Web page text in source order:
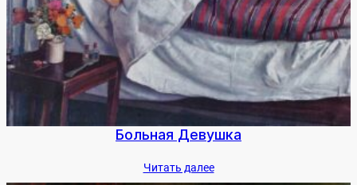
Боль­ная Де­вуш­ка
Чи­тать да­лее